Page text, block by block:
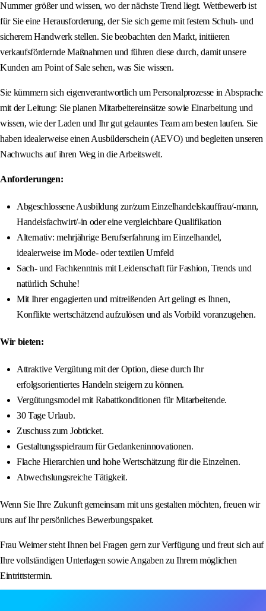
Nummer größer und wissen, wo der nächste Trend liegt. Wettbewerb ist
für Sie eine Herausforderung, der Sie sich gerne mit festem Schuh- und
sicherem Handwerk stellen. Sie beobachten den Markt, initiieren
verkaufsfördernde Maßnahmen und führen diese durch, damit unsere
Kunden am Point of Sale sehen, was Sie wissen.
Sie kümmern sich eigenverantwortlich um Personalprozesse in Absprache
mit der Leitung: Sie planen Mitarbeitereinsätze sowie Einarbeitung und
wissen, wie der Laden und Ihr gut gelauntes Team am besten laufen. Sie
haben idealerweise einen Ausbilderschein (AEVO) und begleiten unseren
Nachwuchs auf ihren Weg in die Arbeitswelt.
Anforderungen:
Abgeschlossene Ausbildung zur/zum Einzelhandelskauffrau/-mann,
Handelsfachwirt/-in oder eine vergleichbare Qualifikation
Alternativ: mehrjährige Berufserfahrung im Einzelhandel,
idealerweise im Mode- oder textilen Umfeld
Sach- und Fachkenntnis mit Leidenschaft für Fashion, Trends und
natürlich Schuhe!
Mit Ihrer engagierten und mitreißenden Art gelingt es Ihnen,
Konflikte wertschätzend aufzulösen und als Vorbild voranzugehen.
Wir bieten:
Attraktive Vergütung mit der Option, diese durch Ihr
erfolgsorientiertes Handeln steigern zu können.
Vergütungsmodel mit Rabattkonditionen für Mitarbeitende.
30 Tage Urlaub.
Zuschuss zum Jobticket.
Gestaltungsspielraum für Gedankeninnovationen.
Flache Hierarchien und hohe Wertschätzung für die Einzelnen.
Abwechslungsreiche Tätigkeit.
Wenn Sie Ihre Zukunft gemeinsam mit uns gestalten möchten, freuen wir
uns auf Ihr persönliches Bewerbungspaket.
Frau Weimer steht Ihnen bei Fragen gern zur Verfügung und freut sich auf
Ihre vollständigen Unterlagen sowie Angaben zu Ihrem möglichen
Eintrittstermin.